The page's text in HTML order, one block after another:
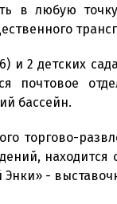
в любую
2 детских
почтовое
бассейн.
торгово-
Энки» -